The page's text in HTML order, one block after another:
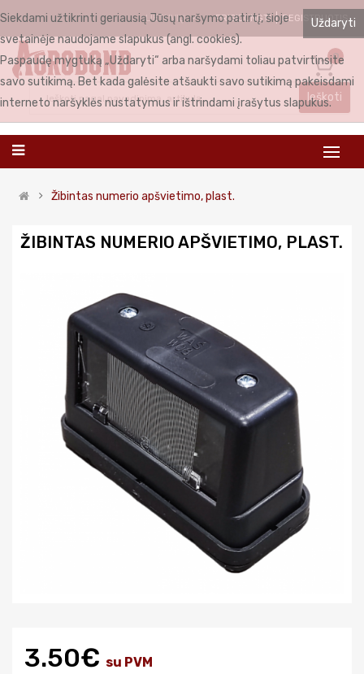
LIETUVIŲ PRISIJUNGTI REGISTRUOTIS
0
Ieškoti
Žibintas numerio apšvietimo, plast.
ŽIBINTAS NUMERIO APŠVIETIMO, PLAST.
3.50€ su PVM
Uždaryti
Siekdami užtikrinti geriausią Jūsų naršymo patirtį, šioje
svetainėje naudojame slapukus (angl. cookies).
Paspaudę mygtuką „Uždaryti“ arba naršydami toliau patvirtinsite
savo sutikimą. Bet kada galėsite atšaukti savo sutikimą pakeisdami
interneto naršyklės nustatymus ir ištrindami įrašytus slapukus.